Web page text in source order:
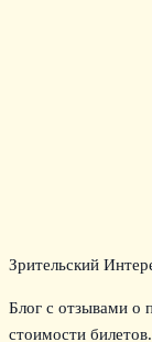
Зрительский
Блог с отзывами о
стоимости билетов.